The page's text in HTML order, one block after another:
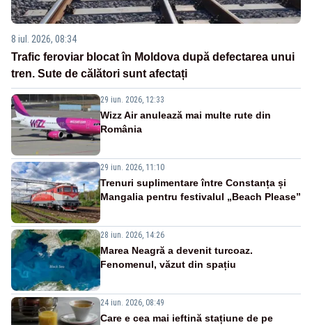
8 iul. 2026, 08:34
Trafic feroviar blocat în Moldova după defectarea unui
tren. Sute de călători sunt afectați
29 iun. 2026, 12:33
Wizz Air anulează mai multe rute din
România
29 iun. 2026, 11:10
Trenuri suplimentare între Constanța și
Mangalia pentru festivalul „Beach Please”
28 iun. 2026, 14:26
Marea Neagră a devenit turcoaz.
Fenomenul, văzut din spațiu
24 iun. 2026, 08:49
Care e cea mai ieftină stațiune de pe